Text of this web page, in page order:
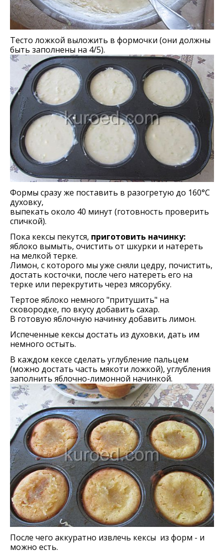
Тесто ложкой выложить в формочки (они должны
быть заполнены на 4/5).
Формы сразу же поставить в разогретую до 160°С
духовку,
выпекать около 40 минут (готовность проверить
спичкой).
Пока кексы пекутся, приготовить начинку:
яблоко вымыть, очистить от шкурки и натереть
на мелкой терке.
Лимон, с которого мы уже сняли цедру, почистить,
достать косточки, после чего натереть его на
терке или перекрутить через мясорубку.
Тертое яблоко немного "притушить" на
сковородке, по вкусу добавить сахар.
В готовую яблочную начинку добавить лимон.
Испеченные кексы достать из духовки, дать им
немного остыть.
В каждом кексе сделать углубление пальцем
(можно достать часть мякоти ложкой), углубления
заполнить яблочно-лимонной начинкой.
После чего аккуратно извлечь кексы из форм - и
можно есть.